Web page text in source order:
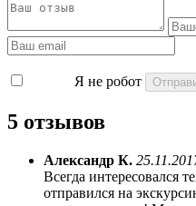
Я не робот
5 отзывов
Александр К.
Всегда интересовался
отправился на